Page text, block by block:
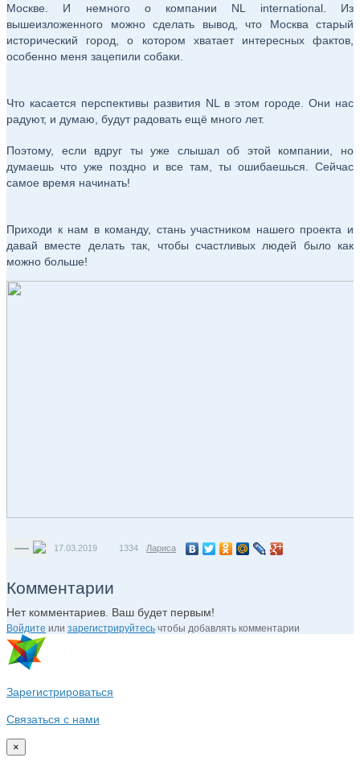
Москве. И немного о компании NL international. Из
вышеизложенного можно сделать вывод, что Москва старый
исторический город, о котором хватает интересных фактов,
особенно меня зацепили собаки.
Что касается перспективы развития NL в этом городе. Они нас
радуют, и думаю, будут радовать ещё много лет.
Поэтому, если вдруг ты уже слышал об этой компании, но
думаешь что уже поздно и все там, ты ошибаешься. Сейчас
самое время начинать!
Приходи к нам в команду, стань участником нашего проекта и
давай вместе делать так, чтобы счастливых людей было как
можно больше!
— 17.03.2019 1334 Лариса
Комментарии
Нет комментариев. Ваш будет первым!
Войдите или зарегистрируйтесь чтобы добавлять комментарии
Зарегистрироваться
Связаться с нами
×